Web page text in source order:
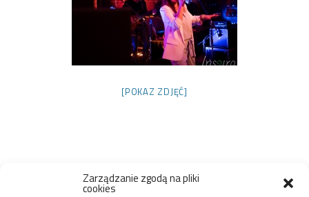
Zarządzanie zgodą na pliki
cookies
[POKAZ ZDJĘĆ]